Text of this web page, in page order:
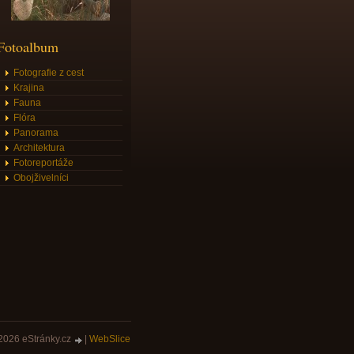
Fotografie z cest
Krajina
Fauna
Flóra
Panorama
Architektura
Fotoreportáže
Obojživelníci
eStránky.cz WebSlice